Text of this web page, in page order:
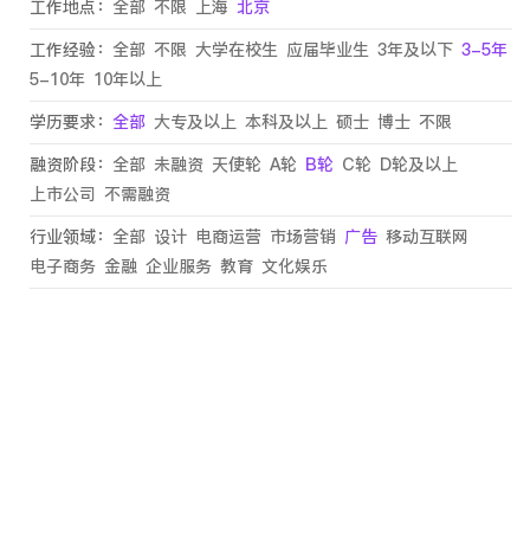
工作地点： 全部 不限 上海 北京
工作经验： 全部 不限 大学在校生 应届毕业生 3年及以下 3-5年
5-10年 10年以上
学历要求： 全部 大专及以上 本科及以上 硕士 博士 不限
融资阶段： 全部 未融资 天使轮 A轮 B轮 C轮 D轮及以上
上市公司 不需融资
行业领域： 全部 设计 电商运营 市场营销 广告 移动互联网
电子商务 金融 企业服务 教育 文化娱乐